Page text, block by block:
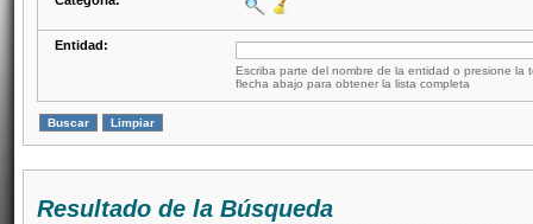
Entidad:
Escriba parte del nombre de la entidad o presione la
flecha abajo para obtener la lista completa
Resultado de la Búsqueda